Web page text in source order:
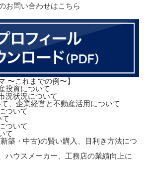
〜これまでの例〜】
投資について
況状況について
、企業経営と不動産活用について
ついて
て
ついて
て
築・中古)の賢い購入、目利き方法につ
ハウスメーカー、工務店の業績向上に